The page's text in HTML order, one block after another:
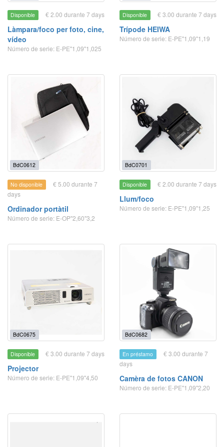
Disponible € 2.00 durante 7 days
Làmpara/foco per foto, cine,
vídeo
Número de serie: E-PE"1,09"1,025
Disponible € 3.00 durante 7 days
Trípode HEIWA
Número de serie: E-PE"1,09"1,19
BdC0612
No disponible
€ 5.00 durante 7
days
Ordinador portàtil
Número de serie: E-OP"2,60"3,2
BdC0701
Disponible € 2.00 durante 7 days
Llum/foco
Número de serie: E-PE"1,09"1,25
BdC0675
Disponible € 3.00 durante 7 days
Projector
Número de serie: E-PE"1,09"4,50
BdC0682
En préstamo
€ 3.00 durante 7
days
Camèra de fotos CANON
Número de serie: E-PE"1,09"2,20